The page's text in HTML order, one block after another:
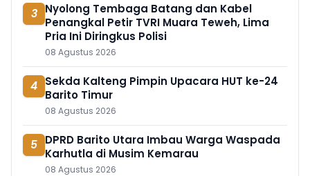
3 Nyolong Tembaga Batang dan Kabel
Penangkal Petir TVRI Muara Teweh, Lima
Pria Ini Diringkus Polisi
08 Agustus 2026
4 Sekda Kalteng Pimpin Upacara HUT ke-24
Barito Timur
08 Agustus 2026
5 DPRD Barito Utara Imbau Warga Waspada
Karhutla di Musim Kemarau
08 Agustus 2026